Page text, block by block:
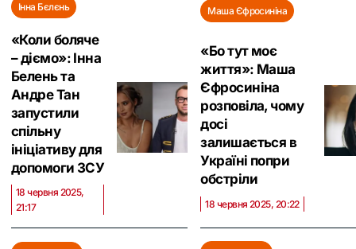
Інна Бєлєнь
«Коли боляче
– діємо»: Інна
Белень та
Андре Тан
запустили
спільну
ініціативу для
допомоги ЗСУ
18 червня 2025,
21:17
Маша Єфросиніна
«Бо тут моє
життя»: Маша
Єфросиніна
розповіла, чому
досі
залишається в
Україні попри
обстріли
18 червня 2025, 20:22